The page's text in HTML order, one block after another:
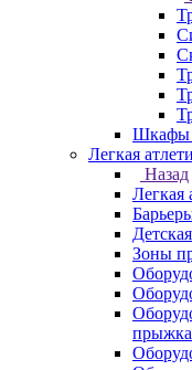
Шкафы
Легкая
Назад
Легкая
Зоны
прыжка